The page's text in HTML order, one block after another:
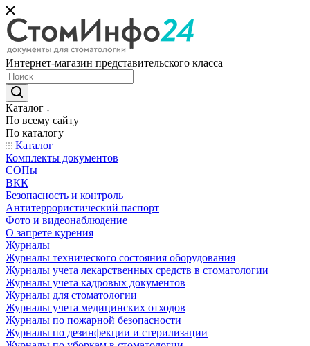
Интернет-магазин представительского класса
Каталог
По всему сайту
По каталогу
Каталог
Комплекты документов
СОПы
ВКК
Безопасность и контроль
Антитеррористический паспорт
Фото и видеонаблюдение
О запрете курения
Журналы
Журналы технического состояния оборудования
Журналы учета лекарственных средств в стоматологии
Журналы учета кадровых документов
Журналы для стоматологии
Журналы учета медицинских отходов
Журналы по пожарной безопасности
Журналы по дезинфекции и стерилизации